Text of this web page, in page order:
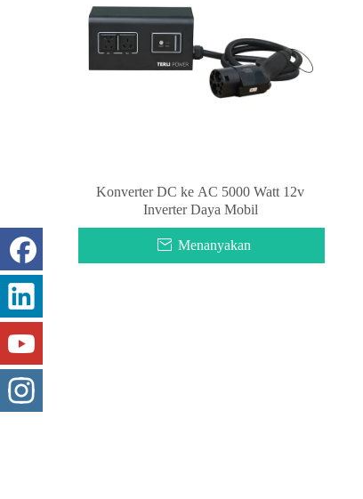
Konverter DC ke AC 5000 Watt 12v
Inverter Daya Mobil
Menanyakan